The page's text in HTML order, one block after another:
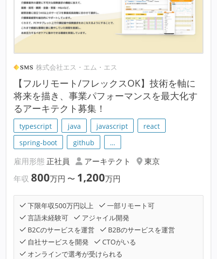
株式会社エス・エム・エス
【フルリモート/フレックスOK】技術を軸に
将来を描き、事業パフォーマンスを最大化す
るアーキテクト募集！
typescript java javascript
react
spring-boot
github …
雇用形態 正社員 アーキテクト
東京
年収 800万円 〜 1,200万円
下限年収500万円以上
一部リモート可
言語未経験可
アジャイル開発
B2Cのサービスを運営
B2Bのサービスを運営
自社サービスを開発
CTOがいる
オンラインで選考が受けられる